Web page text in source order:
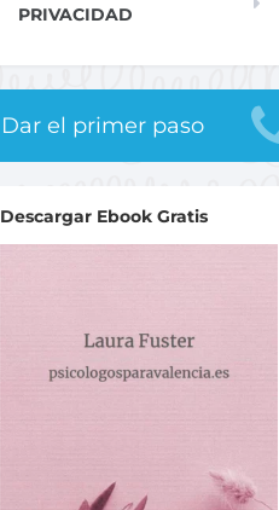
PRIVACIDAD
Dar el primer paso
Descargar Ebook Gratis